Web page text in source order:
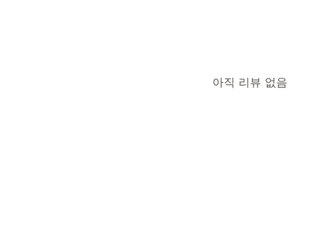
아직 리뷰 없음